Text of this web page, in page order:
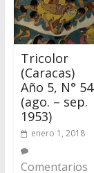
Tricolor
(Caracas)
Año 5, N° 54
(ago. – sep.
1953)
enero 1, 2018
Comentarios